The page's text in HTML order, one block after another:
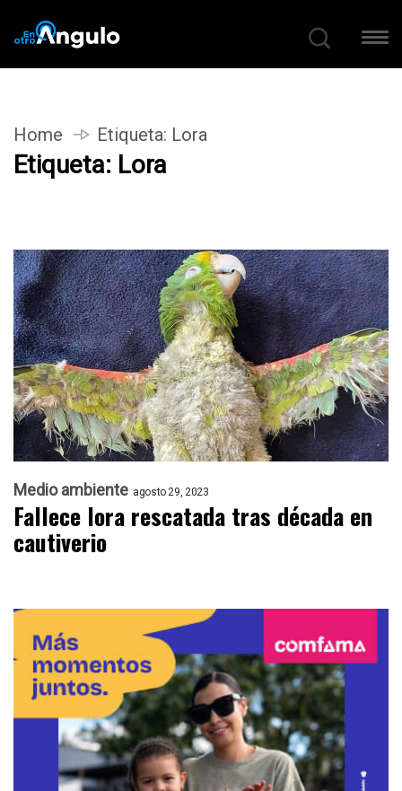
Home Etiqueta: Lora
Etiqueta: Lora
Medio ambiente agosto 29, 2023
Fallece lora rescatada tras década en
cautiverio